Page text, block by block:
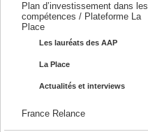
Plan d’investissement dans les
compétences / Plateforme La
Place
Les lauréats des AAP
La Place
Actualités et interviews
France Relance